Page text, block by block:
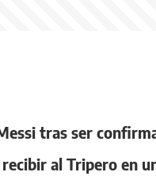
tras ser
al Tripero en